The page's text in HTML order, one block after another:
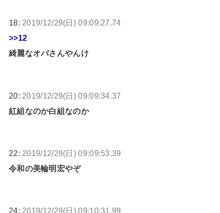
18: 2019/12/29(日) 09:09:27.74
>>12
綺麗なオバさんやんけ
20: 2019/12/29(日) 09:09:34.37
紅組なのか白組なのか
22: 2019/12/29(日) 09:09:53.39
令和の美輪明宏やぞ
24: 2019/12/29(日) 09:10:31.99